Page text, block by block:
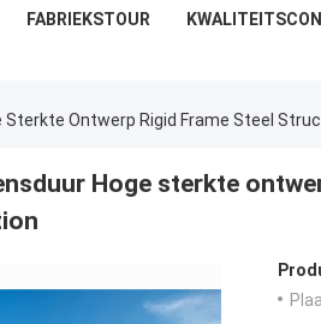
FABRIEKSTOUR
Sterkte Ontwerp Rigid Frame Steel
Hoge sterkte